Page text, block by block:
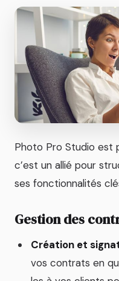
Photo Pro Studio est
c’est un allié pour
ses fonctionnalités
Gestion des
Création et
vos contrats en